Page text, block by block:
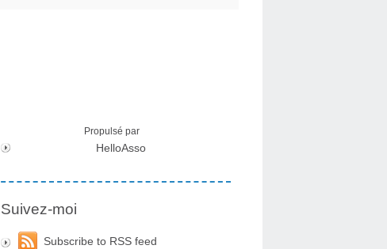
Propulsé par
HelloAsso
Suivez-moi
Subscribe to RSS feed